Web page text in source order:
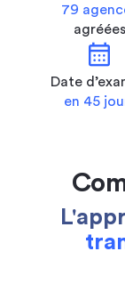
79
agréées
calendar_month
Date
en 45